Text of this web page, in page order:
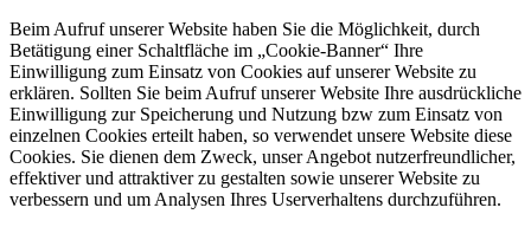
Beim Aufruf unserer Website haben Sie die Möglichkeit, durch
Betätigung einer Schaltfläche im „Cookie-Banner“ Ihre
Einwilligung zum Einsatz von Cookies auf unserer Website zu
erklären. Sollten Sie beim Aufruf unserer Website Ihre ausdrückliche
Einwilligung zur Speicherung und Nutzung bzw zum Einsatz von
einzelnen Cookies erteilt haben, so verwendet unsere Website diese
Cookies. Sie dienen dem Zweck, unser Angebot nutzerfreundlicher,
effektiver und attraktiver zu gestalten sowie unserer Website zu
verbessern und um Analysen Ihres Userverhaltens durchzuführen.